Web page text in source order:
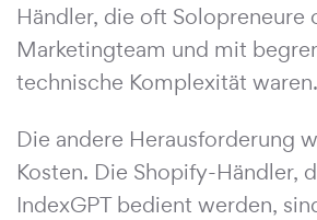
Händler, die oft Solopreneure
Marketingteam und mit
technische Komplexität waren.
Die andere Herausforderung
Kosten. Die Shopify-Händler,
IndexGPT bedient werden,